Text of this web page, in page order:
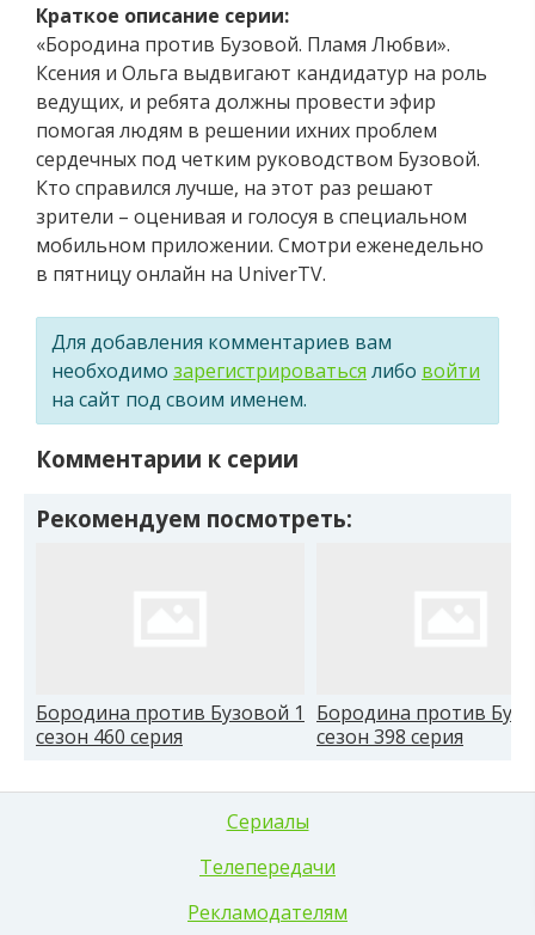
Краткое описание серии:
«Бородина против Бузовой. Пламя Любви».
Ксения и Ольга выдвигают кандидатур на роль
ведущих, и ребята должны провести эфир
помогая людям в решении ихних проблем
сердечных под четким руководством Бузовой.
Кто справился лучше, на этот раз решают
зрители – оценивая и голосуя в специальном
мобильном приложении. Смотри еженедельно
в пятницу онлайн на UniverTV.
Для добавления комментариев вам
необходимо зарегистрироваться либо войти
на сайт под своим именем.
Комментарии к серии
Рекомендуем посмотреть:
Бородина против Бузовой 1
сезон 460 серия
Бородина против
сезон 398 серия
Сериалы
Телепередачи
Рекламодателям